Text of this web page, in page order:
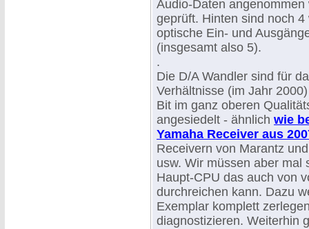
Audio-Daten
geprüft. Hinten sind noch
optische Ein- und
(insgesamt also 5).
.
Die D/A Wandler sind für
Verhältnisse (im Jahr
Bit im ganz oberen
angesiedelt - ähnlich wie
Yamaha Receiver aus
Receivern von Marantz
usw. Wir müssen aber mal
Haupt-CPU das auch von
durchreichen kann. Dazu
Exemplar komplett
diagnostizieren. Weiterhin